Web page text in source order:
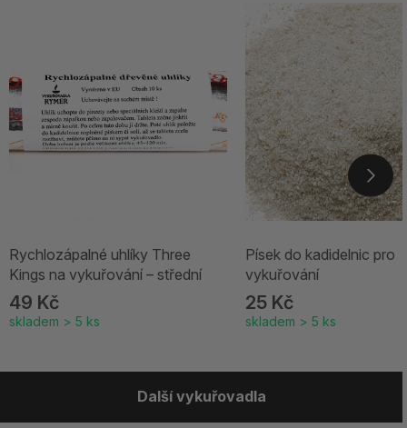
Rychlozápalné uhlíky Three
Kings na vykuřování – střední
49 Kč
skladem > 5 ks
Písek do kadidelnic pro
vykuřování
25 Kč
skladem > 5 ks
Další vykuřovadla